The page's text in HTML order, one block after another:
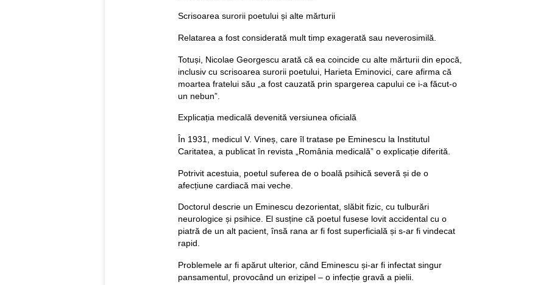
Scrisoarea surorii poetului și alte mărturii
Relatarea a fost considerată mult timp exagerată sau neverosimilă.
Totuși, Nicolae Georgescu arată că ea coincide cu alte mărturii din epocă,
inclusiv cu scrisoarea surorii poetului, Harieta Eminovici, care afirma că
moartea fratelui său „a fost cauzată prin spargerea capului ce i-a făcut-o
un nebun”.
Explicația medicală devenită versiunea oficială
În 1931, medicul V. Vineș, care îl tratase pe Eminescu la Institutul
Caritatea, a publicat în revista „România medicală” o explicație diferită.
Potrivit acestuia, poetul suferea de o boală psihică severă și de o
afecțiune cardiacă mai veche.
Doctorul descrie un Eminescu dezorientat, slăbit fizic, cu tulburări
neurologice și psihice. El susține că poetul fusese lovit accidental cu o
piatră de un alt pacient, însă rana ar fi fost superficială și s-ar fi vindecat
rapid.
Problemele ar fi apărut ulterior, când Eminescu și-ar fi infectat singur
pansamentul, provocând un erizipel – o infecție gravă a pielii.